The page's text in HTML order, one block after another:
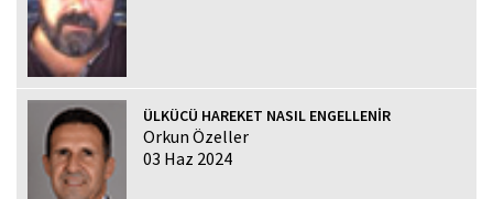
ÜLKÜCÜ HAREKET NASIL ENGELLENİR
Orkun Özeller
03 Haz 2024